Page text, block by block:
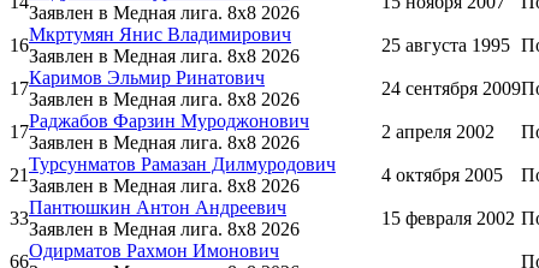
Заявлен в Медная лига. 8x8 2026
16
Мкртумян Янис Владимирович
Заявлен в Медная лига. 8x8 2026
25 августа 1995
17
Каримов Эльмир Ринатович
Заявлен в Медная лига. 8x8 2026
24 сентября 2009
17
Раджабов Фарзин Муроджонович
Заявлен в Медная лига. 8x8 2026
2 апреля 2002
21
Турсунматов Рамазан Дилмуродович
Заявлен в Медная лига. 8x8 2026
4 октября 2005
33
Пантюшкин Антон Андреевич
Заявлен в Медная лига. 8x8 2026
15 февраля 2002
66
Одирматов Рахмон Имонович